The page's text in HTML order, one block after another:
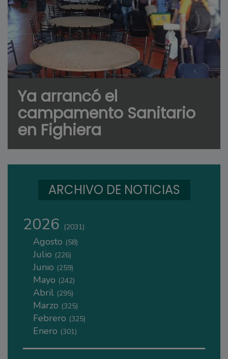
Ya arrancó el
campamento Sanitario
en Fighiera
ARCHIVO DE NOTICIAS
2026 (2031)
Agosto (58)
Julio (226)
Junio (259)
Mayo (242)
Abril (295)
Marzo (325)
Febrero (325)
Enero (301)